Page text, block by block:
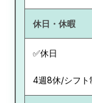
休日・休暇
✅休日
4週8休/シフ